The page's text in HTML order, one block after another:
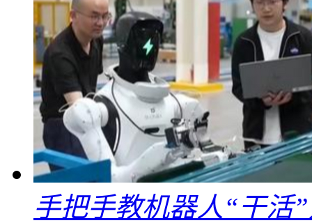
手把手教机器人“干活